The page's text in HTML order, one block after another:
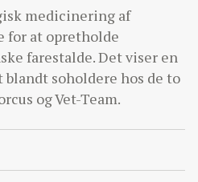
medicinering af
for at opretholde
farestalde. Det viser en
soholdere hos de to
og Vet-Team.